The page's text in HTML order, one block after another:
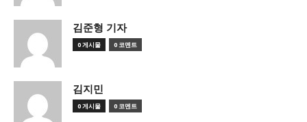
김준형 기자
0 게시물 0 코멘트
김지민
0 게시물 0 코멘트